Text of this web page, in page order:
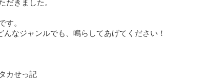
だきました。
す。
んなジャンルでも、鳴らしてあげてください！
カせっ記